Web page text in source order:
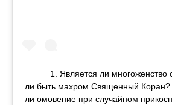
⠀ ⠀ ⠀ 1. Является ли
ли быть махром Священный
ли омовение при случайном